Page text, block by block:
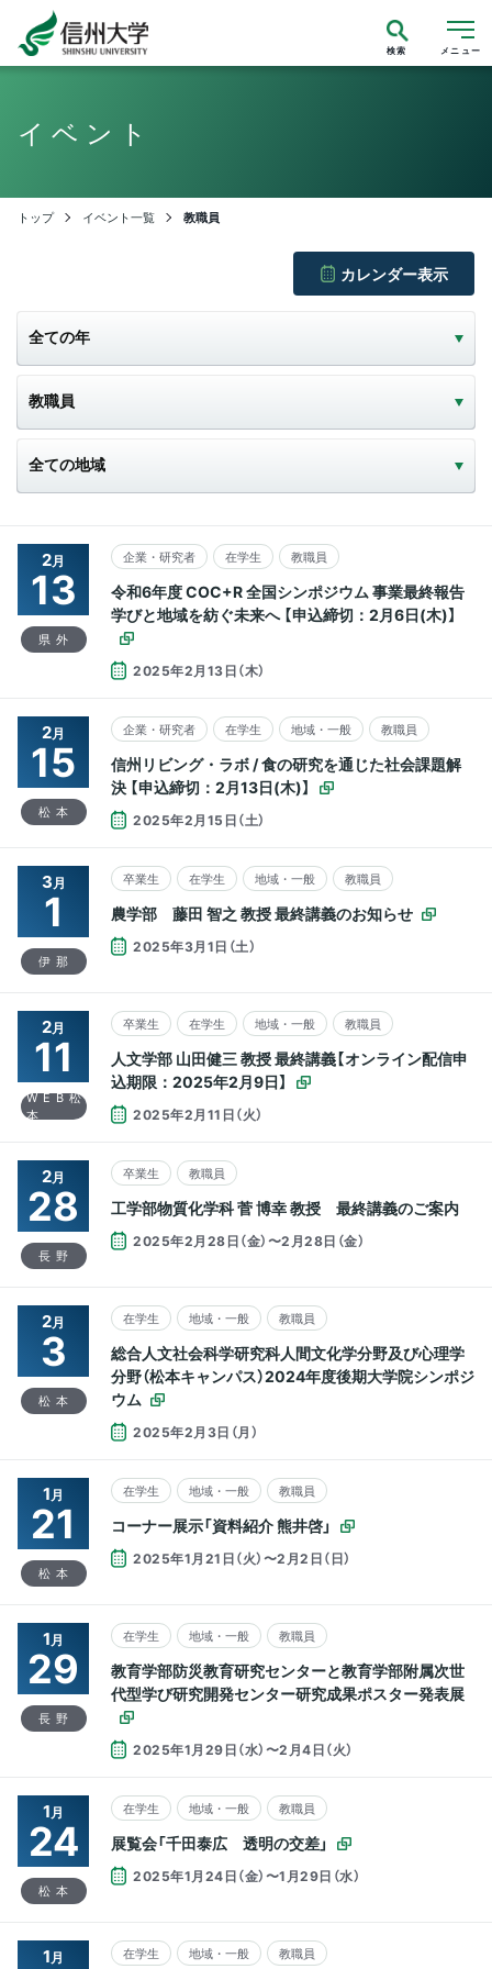
メニュー
検索
イベント
トップ イベント一覧 教職員
カレンダー表示
2月
13
県外
企業・研究者 在学生 教職員
令和6年度 COC+R 全国シンポジウム 事業最終報告
学びと地域を紡ぐ未来へ 【申込締切：2月6日(木)】
2025年2月13日（木）
2月
15
松本
企業・研究者 在学生 地域・一般 教職員
信州リビング・ラボ / 食の研究を通じた社会課題解
決 【申込締切：2月13日(木)】
2025年2月15日（土）
3月
1
伊那
卒業生 在学生 地域・一般 教職員
農学部 藤田 智之 教授 最終講義のお知らせ
2025年3月1日（土）
2月
11
WEB松
本
卒業生 在学生 地域・一般 教職員
人文学部 山田健三 教授 最終講義【オンライン配信申
込期限：2025年2月9日】
2025年2月11日（火）
2月
28
長野
卒業生 教職員
工学部物質化学科 菅 博幸 教授 最終講義のご案内
2025年2月28日（金）〜2月28日（金）
2月
3
松本
在学生 地域・一般 教職員
総合人文社会科学研究科人間文化学分野及び心理学
分野（松本キャンパス）2024年度後期大学院シンポジ
ウム
2025年2月3日（月）
1月
21
松本
在学生 地域・一般 教職員
コーナー展示「資料紹介 熊井啓」
2025年1月21日（火）〜2月2日（日）
1月
29
長野
在学生 地域・一般 教職員
教育学部防災教育研究センターと教育学部附属次世
代型学び研究開発センター研究成果ポスター発表展
2025年1月29日（水）〜2月4日（火）
1月
24
松本
在学生 地域・一般 教職員
展覧会「千田泰広 透明の交差」
2025年1月24日（金）〜1月29日（水）
1月 在学生 地域・一般 教職員